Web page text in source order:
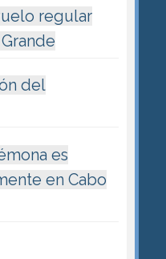
regular
del
es
en Cabo